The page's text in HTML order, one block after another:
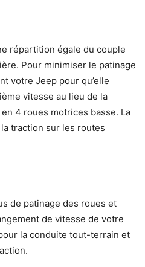
répartition égale du couple
Pour minimiser le patinage
votre Jeep pour qu’elle
vitesse au lieu de la
4 roues motrices basse. La
traction sur les routes
de patinage des roues et
de vitesse de votre
la conduite tout-terrain et